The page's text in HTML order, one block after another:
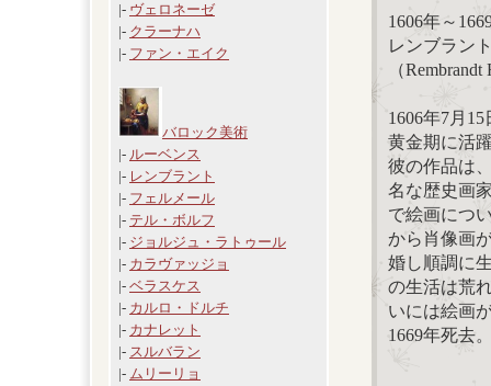
|- ヴェロネーゼ
|- クラーナハ
|- ファン・エイク
バロック美術
|- ルーベンス
|- レンブラント
|- フェルメール
|- テル・ボルフ
|- ジョルジュ・ラトゥール
|- カラヴァッジョ
|- ベラスケス
|- カルロ・ドルチ
|- カナレット
|- スルバラン
|- ムリーリョ
1606年～
レンブラン
（
1606年7月
黄金期に活
彼の作品は
名な歴史画
で絵画につ
から肖像画
婚し順調に
の生活は荒
いには絵画
1669年死去